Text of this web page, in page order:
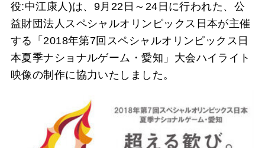
役:中江康人)は、9月22日～24日に行われた、公
益財団法人スペシャルオリンピックス日本が主催
する「2018年第7回スペシャルオリンピックス日
本夏季ナショナルゲーム・愛知」大会ハイライト
映像の制作に協力いたしました。